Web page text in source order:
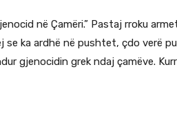
në Çamëri.” Pastaj rroku
se ka ardhë në pushtet, çdo verë
gjenocidin grek ndaj çamëve.